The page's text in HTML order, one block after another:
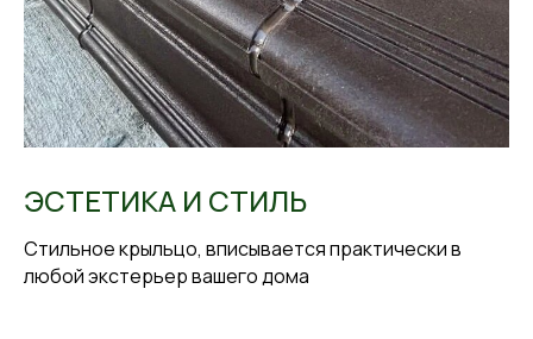
ЭСТЕТИКА И СТИЛЬ
Стильное крыльцо, вписывается практически в
любой экстерьер вашего дома